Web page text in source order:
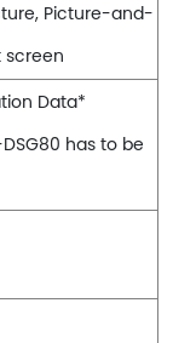
Picture-and-
screen
Data*
has to be